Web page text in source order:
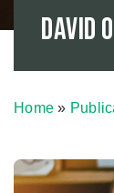
David
Home »